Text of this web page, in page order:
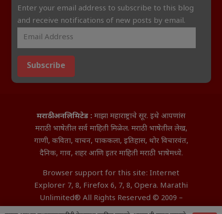
Enter your email address to subscribe to this blog
and receive notifications of new posts by email.
Subscribe
मराठी अनलिमिटेड : माझा महाराष्ट्राचे सूर. इथे आपणांस
मराठी भाषेतील सर्व माहिती मिळेल. मराठी भाषेतील लेख,
गाणी, कविता, वाचन, पाककला, इतिहास, थोर विचारवंत,
दैनिक, गाव, शहर आणि इतर माहिती मराठी भाषेमध्ये.
Browser support for this site: Internet
Explorer 7, 8, Firefox 6, 7, 8, Opera. Marathi
Unlimited® All Rights Reserved © 2009 –
2026 Aditya InfoTech Nagpur.